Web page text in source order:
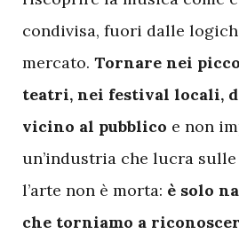
condivisa, fuori dalle
mercato. Tornare nei
teatri, nei festival locali,
vicino al pubblico e non
un’industria che lucra
l’arte non è morta: è solo
che torniamo a